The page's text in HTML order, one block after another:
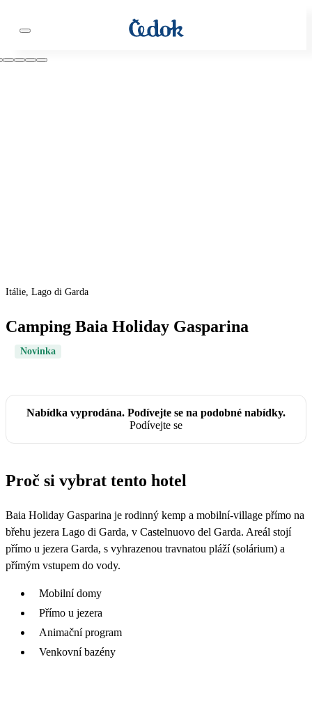
Itálie, Lago di Garda
Camping Baia Holiday Gasparina
Novinka
Nabídka vyprodána. Podívejte se na podobné nabídky.
Podívejte se
Proč si vybrat tento hotel
Baia Holiday Gasparina je rodinný kemp a mobilní-village přímo na
břehu jezera Lago di Garda, v Castelnuovo del Garda. Areál stojí
přímo u jezera Garda, s vyhrazenou travnatou pláží (solárium) a
přímým vstupem do vody.
Mobilní domy
Přímo u jezera
Animační program
Venkovní bazény